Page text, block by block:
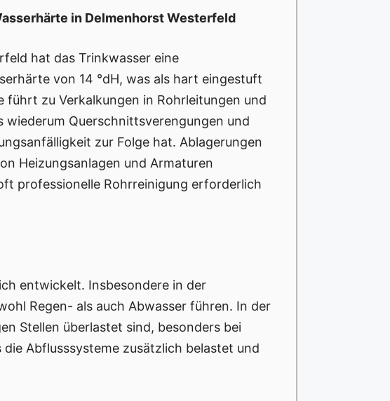
in Delmenhorst Westerfeld
hat das Trinkwasser eine
von 14 °dH, was als hart eingestuft
führt zu Verkalkungen in Rohrleitungen und
wiederum Querschnittsverengungen und
zur Folge hat. Ablagerungen
Heizungsanlagen und Armaturen
professionelle Rohrreinigung erforderlich
entwickelt. Insbesondere in der
Regen- als auch Abwasser führen. In der
Stellen überlastet sind, besonders bei
Abflusssysteme zusätzlich belastet und